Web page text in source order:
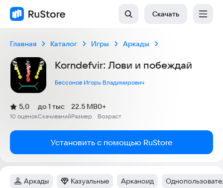
Скачать
Главная Каталог Игры Аркады
Korndefvir: Лови и побеждай
Бессонов Игорь Владимирович
Рейтинг:
5,0
(
10 оценок
)
Скачиваний
до 1 тыс
Размер
22.5 MB
Возраст
0+
Установить с помощью RuStore
Категория:
Аркады Категория:
Казуальные Тег:
Арканоид Тег: